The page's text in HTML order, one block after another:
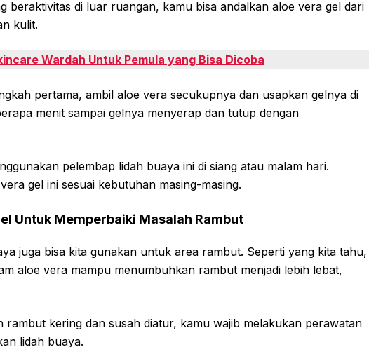
beraktivitas di luar ruangan, kamu bisa andalkan aloe vera gel dari
kulit.
Wardah Untuk Pemula yang Bisa Dicoba
pertama, ambil aloe vera secukupnya dan usapkan gelnya di
menit sampai gelnya menyerap dan tutup dengan
pelembap lidah buaya ini di siang atau malam hari.
gel ini sesuai kebutuhan masing-masing.
Untuk Memperbaiki Masalah Rambut
juga bisa kita gunakan untuk area rambut. Seperti yang kita tahu,
aloe vera mampu menumbuhkan rambut menjadi lebih lebat,
rambut kering dan susah diatur, kamu wajib melakukan perawatan
lidah buaya.